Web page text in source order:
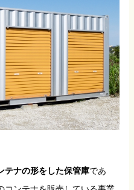
テナの形をした保管庫であ